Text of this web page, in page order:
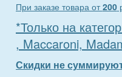
При заказе товара от200
*Только на
, Maccaroni,
Скидки не